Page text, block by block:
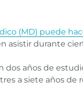
(MD) puede
asistir durante
dos años de
a siete años de